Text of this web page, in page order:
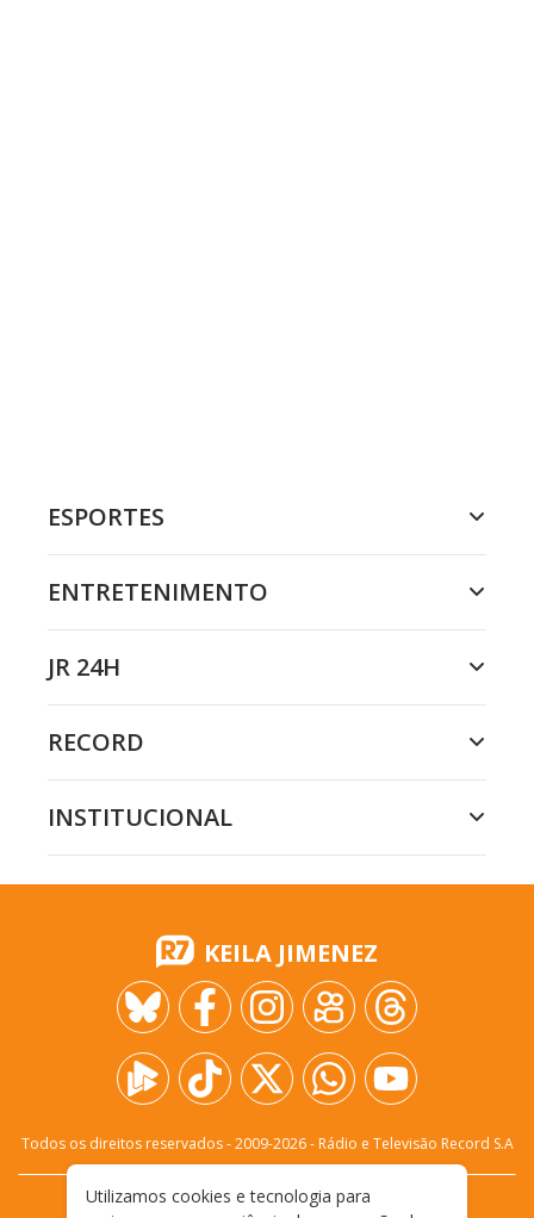
ESPORTES
ENTRETENIMENTO
JR 24H
RECORD
INSTITUCIONAL
KEILA JIMENEZ
Todos os direitos reservados - 2009-2026- Rádio e Televisão Record S.A
FALE CONOSCO PRIVACIDADE
Utilizamos cookies e tecnologia para